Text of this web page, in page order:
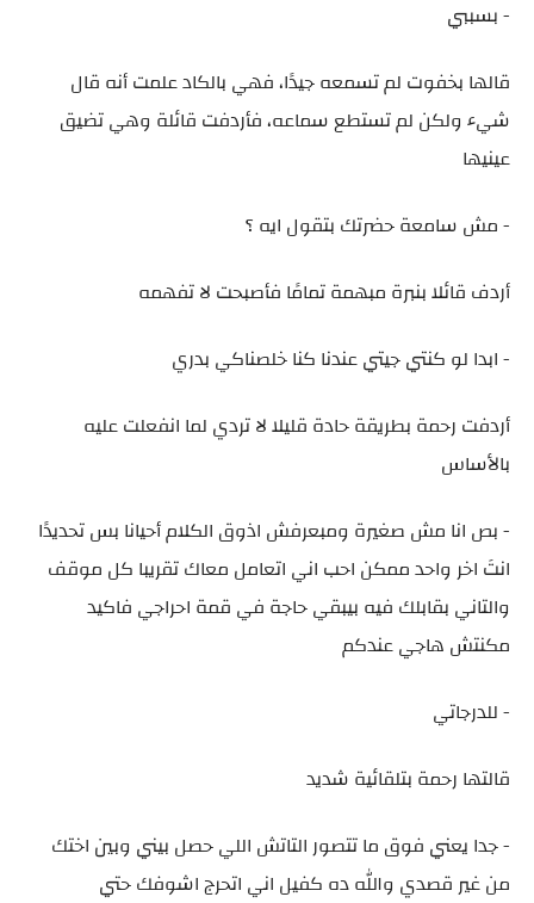
- بسببي
قالها بخفوت لم تسمعه جيدًا، فهي بالكاد علمت أنه قال
شيء ولكن لم تستطع سماعه، فأردفت قائلة وهي تضيق
عينيها
- مش سامعة حضرتك بتقول ايه ؟
أردف قائلا بنبرة مبهمة تمامًا فأصبحت لا تفهمه
- ابدا لو كنتي جيتي عندنا كنا خلصناكي بدري
أردفت رحمة بطريقة حادة قليلا لا تردي لما انفعلت عليه
بالأساس
- بص انا مش صغيرة ومبعرفش اذوق الكلام أحيانا بس تحديدًا
انتَ اخر واحد ممكن احب اني اتعامل معاك تقريبا كل موقف
والتاني بقابلك فيه بيبقي حاجة في قمة احراجي فاكيد
مكنتش هاجي عندكم
- للدرجاتي
قالتها رحمة بتلقائية شديد
- جدا يعني فوق ما تتصور التاتش اللي حصل بيني وبين اختك
من غير قصدي والله ده كفيل اني اتحرج اشوفك حتي